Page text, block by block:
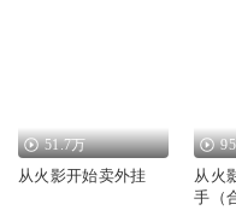
51.7万
从火影开始卖外挂
从火
手（